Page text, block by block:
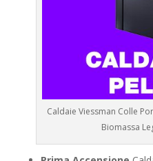
Caldaie Viessman Colle
Biomassa